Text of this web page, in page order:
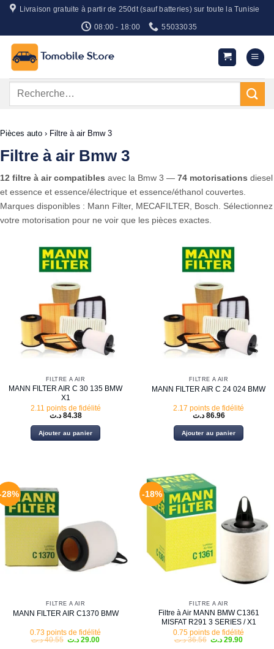
Passer
contenu
Livraison gratuite à partir de 250dt (sauf batteries) sur toute la Tunisie
08:00 - 18:00 55033035
Recherche
Pièces auto › Filtre à air Bmw 3
Filtre à air Bmw 3
12 filtre à air compatibles avec la Bmw 3 — 74 motorisations diesel
et essence et essence/électrique et essence/éthanol couvertes.
Marques disponibles : Mann Filter, MECAFILTER, Bosch. Sélectionnez
votre motorisation pour ne voir que les pièces exactes.
FILTRE À AIR
MANN FILTER AIR C 30 135 BMW
X1
2.11 points de fidélité
84.38 د.ت
Ajouter au panier
FILTRE À AIR
MANN FILTER AIR C 24 024 BMW
2.17 points de fidélité
86.96 د.ت
Ajouter au panier
FILTRE À AIR
MANN FILTER AIR C1370 BMW
0.73 points de fidélité
40.55 د.ت
Le
29.00 د.ت
Le
-18%
FILTRE À AIR
Filtre à Air MANN BMW C1361
MISFAT R291 3 SERIES / X1
0.75 points de fidélité
36.56 د.ت
Le
29.90 د.ت
Le